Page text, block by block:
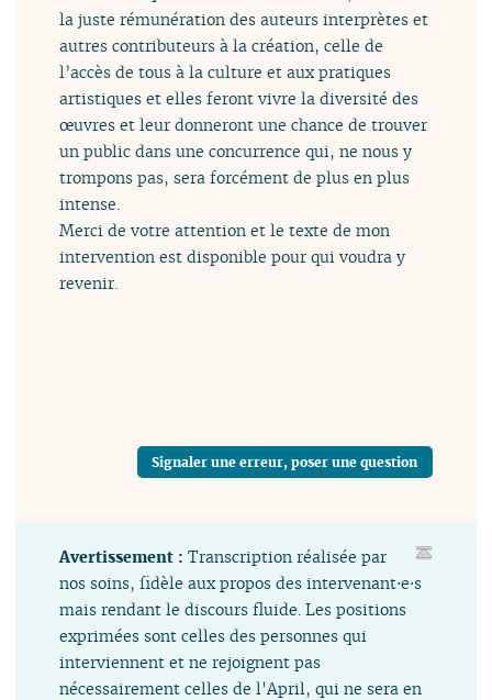
la juste rémunération des auteurs interprètes et
autres contributeurs à la création, celle de
l’accès de tous à la culture et aux pratiques
artistiques et elles feront vivre la diversité des
œuvres et leur donneront une chance de trouver
un public dans une concurrence qui, ne nous y
trompons pas, sera forcément de plus en plus
intense.
Merci de votre attention et le texte de mon
intervention est disponible pour qui voudra y
revenir.
Signaler une erreur, poser une question
Avertissement :Transcription réalisée par
nos soins, fidèle aux propos des intervenant⋅e⋅s
mais rendant le discours fluide. Les positions
exprimées sont celles des personnes qui
interviennent et ne rejoignent pas
nécessairement celles de l'April, qui ne sera en